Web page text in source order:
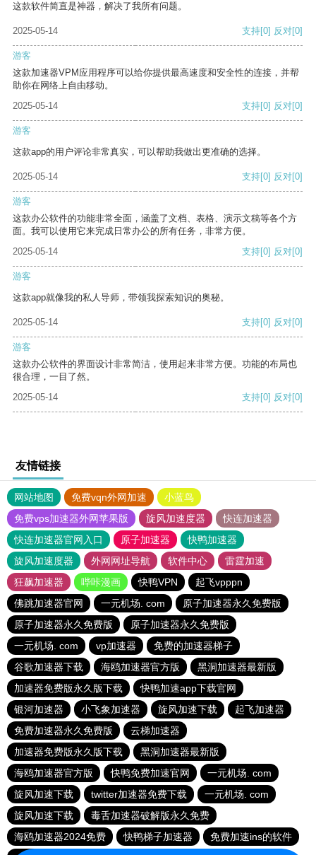
这款软件简直是神器，解决了我所有问题。
2025-05-14 支持[0] 反对[0]
游客
这款加速器VPM应用程序可以给你提供最高速度和安全性的连接，并帮
助你在网络上自由移动。
2025-05-14
支持[0] 反对[0]
游客
这款app的用户评论非常真实，可以帮助我做出更准确的选择。
2025-05-14 支持[0] 反对[0]
游客
这款办公软件的功能非常全面，涵盖了文档、表格、演示文稿等各个方
面。我可以使用它来完成日常办公的所有任务，非常方便。
2025-05-14
支持[0] 反对[0]
游客
这款app就像我的私人导师，带领我探索知识的奥秘。
2025-05-14 支持[0] 反对[0]
游客
这款办公软件的界面设计非常简洁，使用起来非常方便。功能的布局也
很合理，一目了然。
2025-05-14
支持[0] 反对[0]
友情链接
网站地图 免费vqn外网加速
小蓝鸟
免费vps加速器外网苹果版
旋风加速度器
快连加速器
快连加速器官网入口
原子加速器
快鸭加速器
旋风加速度器
外网网址导航 软件中心
雷霆加速
狂飙加速器
哔咔漫画 快鸭VPN
起飞vpppn
佛跳加速器官网
一元机场. com
原子加速器永久免费版
原子加速器永久免费版
原子加速器永久免费版
一元机场. com
vp加速器
免费的加速器梯子
谷歌加速器下载
海鸥加速器官方版
黑洞加速器最新版
加速器免费版永久版下载
快鸭加速app下载官网
银河加速器
小飞象加速器 旋风加速下载
起飞加速器
免费加速器永久免费版
云梯加速器
加速器免费版永久版下载
黑洞加速器最新版
海鸥加速器官方版
快鸭免费加速官网
一元机场. com
旋风加速下载
twitter加速器免费下载
一元机场. com
旋风加速下载
毒舌加速器破解版永久免费
海鸥加速器2024免费
快鸭梯子加速器
免费加速ins的软件